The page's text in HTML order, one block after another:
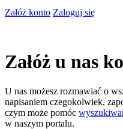
Załóż konto Zaloguj się
Załóż u nas
U nas możesz rozmawiać o
napisaniem czegokolwiek,
czym może pomóc
w naszym portalu.